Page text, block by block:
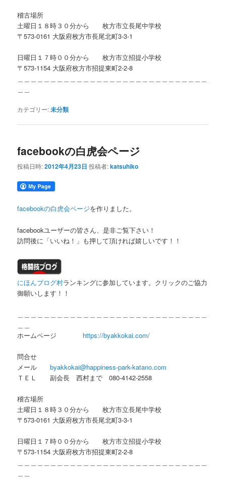
稽古場所
土曜日１８時３０分から 枚方市立長尾中学校
〒573-0161 大阪府枚方市長尾北町3-3-1
日曜日１７時００分から 枚方市立招提小学校
〒573-1154 大阪府枚方市招提東町2-2-8
カテゴリー:未分類
facebookの白虎会ページ
投稿日時:2012年4月23日 投稿者:katsuhiko
facebookの白虎会ページを作りました。
facebookユーザーの皆さん、是非ご覧下さい！
訪問後に「いいね！」も押して頂ければ嬉しいです！！
にほんブログ村ランキングに参加しています。クリックのご協力
御願いします！！
ホームページ https://byakkokai.com/
問合せ
メールbyakkokai@happiness-park-katano.com
ＴＥＬ 副会長 西村まで 080-4142-2558
稽古場所
土曜日１８時３０分から 枚方市立長尾中学校
〒573-0161 大阪府枚方市長尾北町3-3-1
日曜日１７時００分から 枚方市立招提小学校
〒573-1154 大阪府枚方市招提東町2-2-8